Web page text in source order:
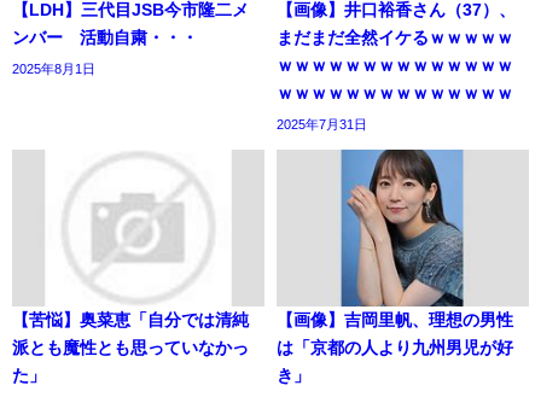
【LDH】三代目JSB今市隆二メ
ンバー 活動自粛・・・
2025年8月1日
【画像】井口裕香さん（37）、
まだまだ全然イケるｗｗｗｗｗ
ｗｗｗｗｗｗｗｗｗｗｗｗｗｗ
ｗｗｗｗｗｗｗｗｗｗｗｗｗｗ
2025年7月31日
【苦悩】奥菜恵「自分では清純
派とも魔性とも思っていなかっ
た」
【画像】吉岡里帆、理想の男性
は「京都の人より九州男児が好
き」